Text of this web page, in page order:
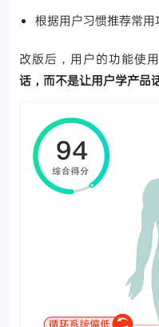
根据用户习惯推荐常用
改版后，用户的功能使
话，而不是让用户学产品话